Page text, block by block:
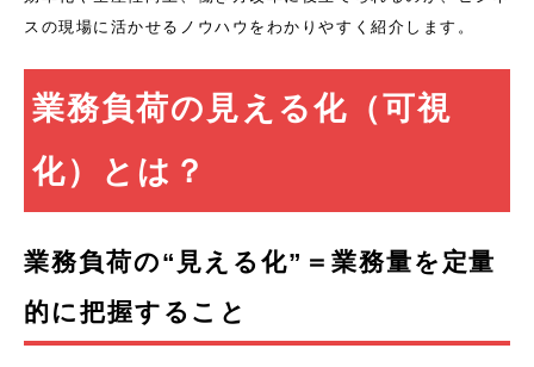
スの現場に活かせるノウハウをわかりやすく紹介します。
業務負荷の見える化（可視
化）とは？
業務負荷の“見える化”＝業務量を定量
的に把握すること